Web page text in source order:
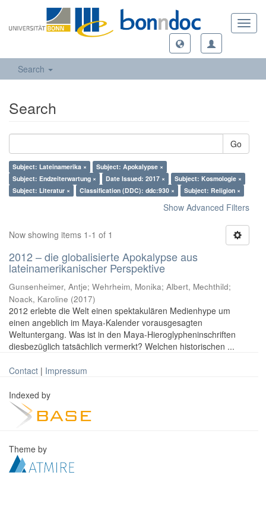
Search
Search
Go
Subject: Lateinamerika ×
Subject: Apokalypse ×
Subject: Endzeiterwartung ×
Date Issued: 2017 ×
Subject: Kosmologie ×
Subject: Literatur ×
Classification (DDC): ddc:930 × Subject: Religion ×
Show Advanced Filters
Now showing items 1-1 of 1
2012 – die globalisierte Apokalypse aus
lateinamerikanischer Perspektive
Gunsenheimer, Antje; Wehrheim, Monika; Albert, Mechthild;
Noack, Karoline (2017)
2012 erlebte die Welt einen spektakulären Medienhype um
einen angeblich im Maya-Kalender vorausgesagten
Weltuntergang. Was ist in den Maya-Hieroglypheninschriften
diesbezüglich tatsächlich vermerkt? Welchen historischen ...
Contact | Impressum
Indexed by
Theme by